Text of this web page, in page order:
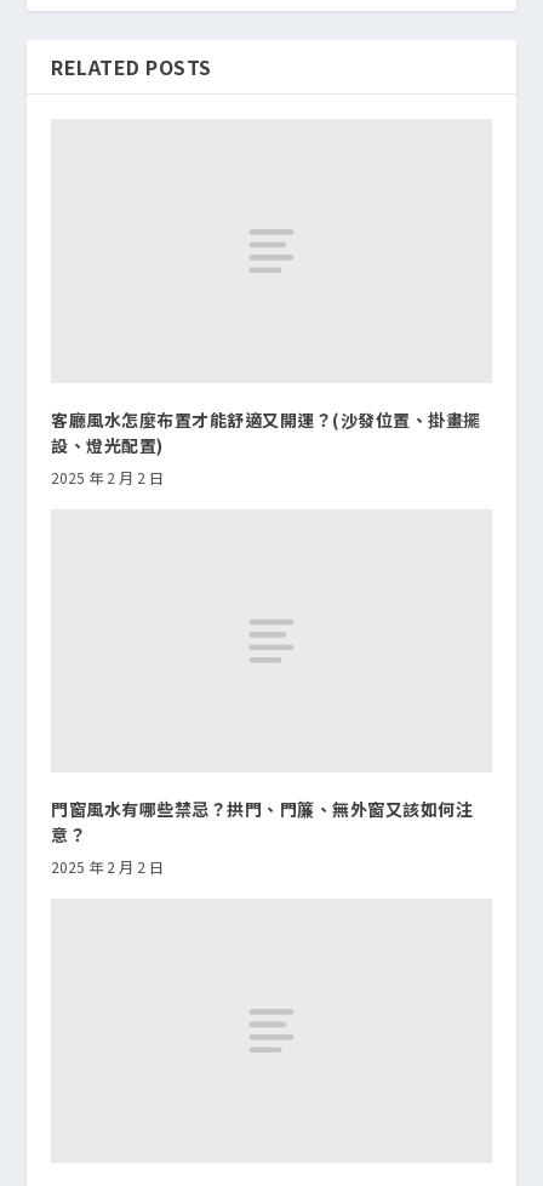
RELATED POSTS
客廳風水怎麼布置才能舒適又開運？(沙發位置、掛畫擺
設、燈光配置)
2025 年 2 月 2 日
門窗風水有哪些禁忌？拱門、門簾、無外窗又該如何注
意？
2025 年 2 月 2 日